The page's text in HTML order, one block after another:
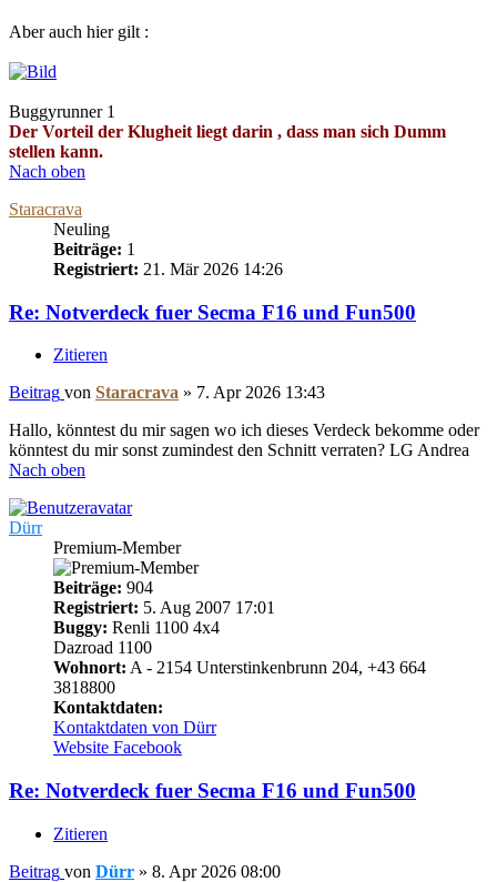
Aber auch hier gilt :
Buggyrunner 1
Der Vorteil der Klugheit liegt darin , dass man sich Dumm
stellen kann.
Nach oben
Staracrava
Neuling
Beiträge: 1
Registriert: 21. Mär 2026 14:26
Re: Notverdeck fuer Secma F16 und Fun500
Zitieren
Beitrag von Staracrava » 7. Apr 2026 13:43
Hallo, könntest du mir sagen wo ich dieses Verdeck bekomme oder
könntest du mir sonst zumindest den Schnitt verraten? LG Andrea
Nach oben
Dürr
Premium-Member
Beiträge: 904
Registriert: 5. Aug 2007 17:01
Buggy: Renli 1100 4x4
Dazroad 1100
Wohnort: A - 2154 Unterstinkenbrunn 204, +43 664
3818800
Kontaktdaten:
Kontaktdaten von Dürr
Website Facebook
Re: Notverdeck fuer Secma F16 und Fun500
Zitieren
Beitrag von Dürr » 8. Apr 2026 08:00